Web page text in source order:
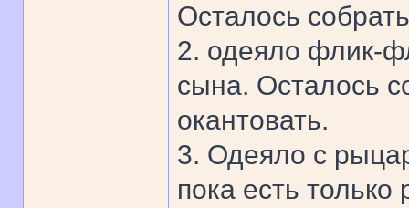
Осталось
2. одеяло флик-
сына. Осталось
окантовать.
3. Одеяло с
пока есть только